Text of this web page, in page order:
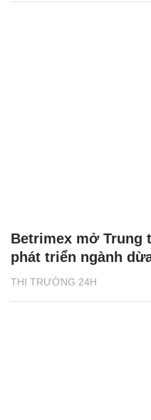
THỊ TRƯỜNG 24H
Betrimex mở Trung
phát triển ngành